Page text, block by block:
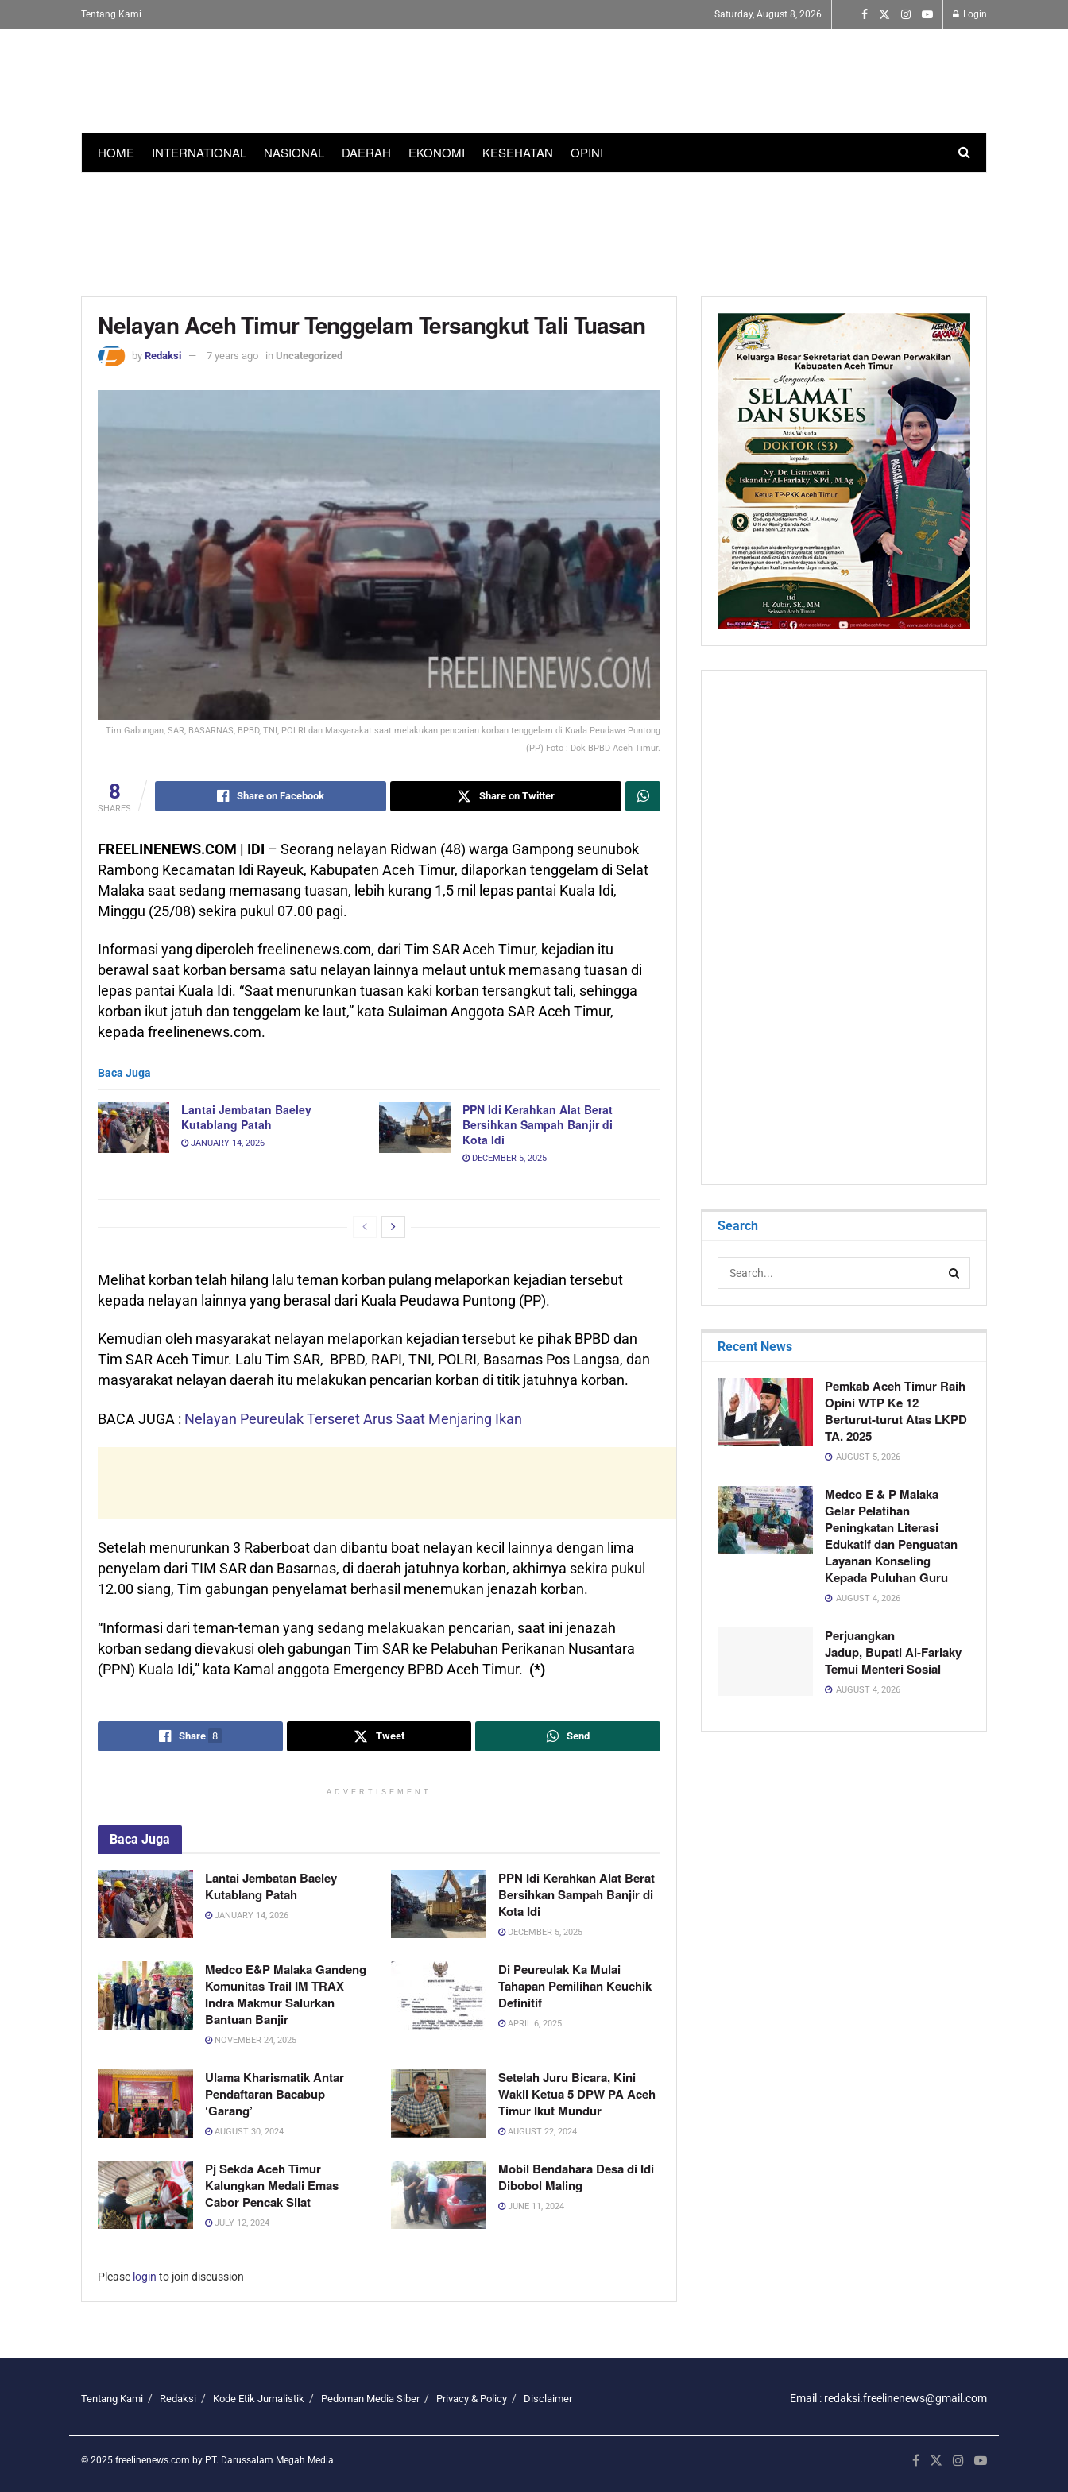
Tentang Kami Saturday, August 8, 2026 Login
HOME INTERNATIONAL NASIONAL DAERAH EKONOMI KESEHATAN OPINI
Nelayan Aceh Timur Tenggelam Tersangkut Tali Tuasan
by Redaksi 7 years ago in Uncategorized
Tim Gabungan, SAR, BASARNAS, BPBD, TNI, POLRI dan Masyarakat saat melakukan pencarian korban tenggelam di Kuala Peudawa Puntong
(PP) Foto : Dok BPBD Aceh Timur.
8
SHARES
Share on Facebook Share on Twitter
FREELINENEWS.COM | IDI – Seorang nelayan Ridwan (48) warga Gampong seunubok
Rambong Kecamatan Idi Rayeuk, Kabupaten Aceh Timur, dilaporkan tenggelam di Selat
Malaka saat sedang memasang tuasan, lebih kurang 1,5 mil lepas pantai Kuala Idi,
Minggu (25/08) sekira pukul 07.00 pagi.
Informasi yang diperoleh freelinenews.com, dari Tim SAR Aceh Timur, kejadian itu
berawal saat korban bersama satu nelayan lainnya melaut untuk memasang tuasan di
lepas pantai Kuala Idi. “Saat menurunkan tuasan kaki korban tersangkut tali, sehingga
korban ikut jatuh dan tenggelam ke laut,” kata Sulaiman Anggota SAR Aceh Timur,
kepada freelinenews.com.
Baca Juga
Lantai Jembatan Baeley
Kutablang Patah
JANUARY 14, 2026
PPN Idi Kerahkan Alat Berat
Bersihkan Sampah Banjir di
Kota Idi
DECEMBER 5, 2025
Melihat korban telah hilang lalu teman korban pulang melaporkan kejadian tersebut
kepada nelayan lainnya yang berasal dari Kuala Peudawa Puntong (PP).
Kemudian oleh masyarakat nelayan melaporkan kejadian tersebut ke pihak BPBD dan
Tim SAR Aceh Timur. Lalu Tim SAR, BPBD, RAPI, TNI, POLRI, Basarnas Pos Langsa, dan
masyarakat nelayan daerah itu melakukan pencarian korban di titik jatuhnya korban.
BACA JUGA : Nelayan Peureulak Terseret Arus Saat Menjaring Ikan
Setelah menurunkan 3 Raberboat dan dibantu boat nelayan kecil lainnya dengan lima
penyelam dari TIM SAR dan Basarnas, di daerah jatuhnya korban, akhirnya sekira pukul
12.00 siang, Tim gabungan penyelamat berhasil menemukan jenazah korban.
“Informasi dari teman-teman yang sedang melakuakan pencarian, saat ini jenazah
korban sedang dievakusi oleh gabungan Tim SAR ke Pelabuhan Perikanan Nusantara
(PPN) Kuala Idi,” kata Kamal anggota Emergency BPBD Aceh Timur. (*)
Share 8 Tweet Send
ADVERTISEMENT
Baca Juga
Lantai Jembatan Baeley
Kutablang Patah
JANUARY 14, 2026
PPN Idi Kerahkan Alat Berat
Bersihkan Sampah Banjir di
Kota Idi
DECEMBER 5, 2025
Medco E&P Malaka Gandeng
Komunitas Trail IM TRAX
Indra Makmur Salurkan
Bantuan Banjir
NOVEMBER 24, 2025
Di Peureulak Ka Mulai
Tahapan Pemilihan Keuchik
Definitif
APRIL 6, 2025
Ulama Kharismatik Antar
Pendaftaran Bacabup
‘Garang’
AUGUST 30, 2024
Setelah Juru Bicara, Kini
Wakil Ketua 5 DPW PA Aceh
Timur Ikut Mundur
AUGUST 22, 2024
Pj Sekda Aceh Timur
Kalungkan Medali Emas
Cabor Pencak Silat
JULY 12, 2024
Mobil Bendahara Desa di Idi
Dibobol Maling
JUNE 11, 2024
Please login to join discussion
Search
Recent News
Pemkab Aceh Timur Raih
Opini WTP Ke 12
Berturut-turut Atas LKPD
TA. 2025
AUGUST 5, 2026
Medco E & P Malaka
Gelar Pelatihan
Peningkatan Literasi
Edukatif dan Penguatan
Layanan Konseling
Kepada Puluhan Guru
AUGUST 4, 2026
Perjuangkan
Jadup, Bupati Al-Farlaky
Temui Menteri Sosial
AUGUST 4, 2026
Tentang Kami Redaksi Kode Etik Jurnalistik Pedoman Media Siber Privacy & Policy Disclaimer Email : redaksi.freelinenews@gmail.com
© 2025 freelinenews.com by PT. Darussalam Megah Media